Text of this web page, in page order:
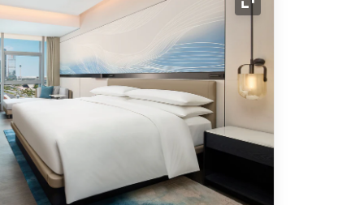
展开图标